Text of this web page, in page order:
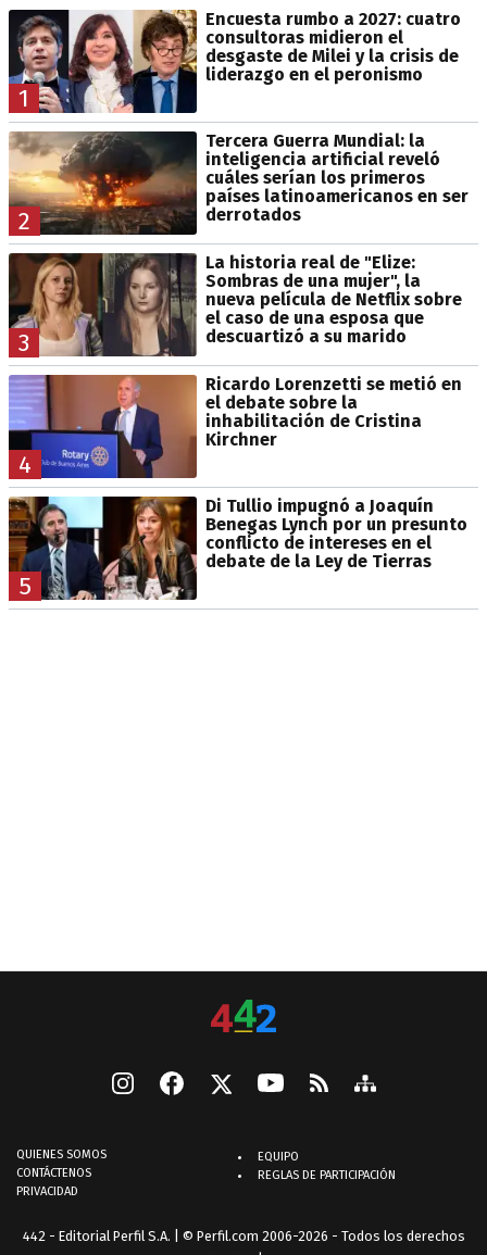
1
Encuesta rumbo a 2027: cuatro
consultoras midieron el
desgaste de Milei y la crisis de
liderazgo en el peronismo
2
Tercera Guerra Mundial: la
inteligencia artificial reveló
cuáles serían los primeros
países latinoamericanos en ser
derrotados
3
La historia real de "Elize:
Sombras de una mujer", la
nueva película de Netflix sobre
el caso de una esposa que
descuartizó a su marido
4
Ricardo Lorenzetti se metió en
el debate sobre la
inhabilitación de Cristina
Kirchner
5
Di Tullio impugnó a Joaquín
Benegas Lynch por un presunto
conflicto de intereses en el
debate de la Ley de Tierras
QUIENES SOMOS
CONTÁCTENOS
PRIVACIDAD
EQUIPO
REGLAS DE PARTICIPACIÓN
442 - Editorial Perfil S.A. | © Perfil.com 2006-2026 - Todos los derechos